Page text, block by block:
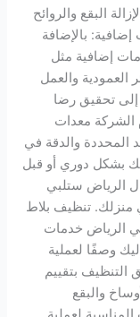
البقع والروائح
بالإضافة
إضافية مثل
والعمل
تحقيق رضا
معدات
المحددة والدقة في
بشكل دوري أو قبل
ستلبي
تنظيف بلاط
الرياض خدمات
وصفًا لعملية
بتقييم
والبقع